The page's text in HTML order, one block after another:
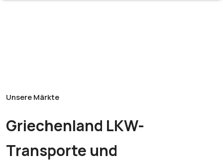
Unsere Märkte
Griechenland LKW-
Transporte und